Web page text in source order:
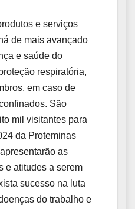
e serviços
de mais avançado
e saúde do
respiratória,
em caso de
São
mil visitantes para
da Proteminas
as
e atitudes a serem
sucesso na luta
do trabalho e